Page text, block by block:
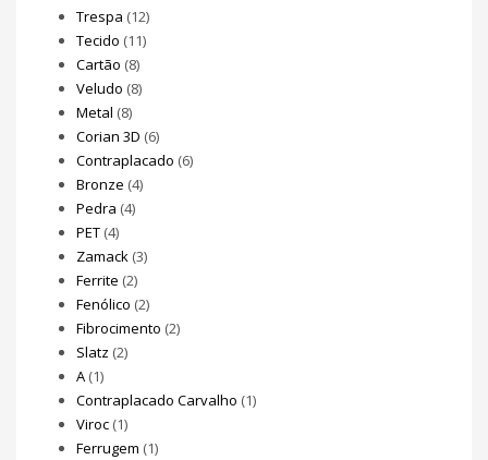
Trespa (12)
Tecido (11)
Cartão (8)
Veludo (8)
Metal (8)
Corian 3D (6)
Contraplacado (6)
Bronze (4)
Pedra (4)
PET (4)
Zamack (3)
Ferrite (2)
Fenólico (2)
Fibrocimento (2)
Slatz (2)
A (1)
Contraplacado Carvalho (1)
Viroc (1)
Ferrugem (1)